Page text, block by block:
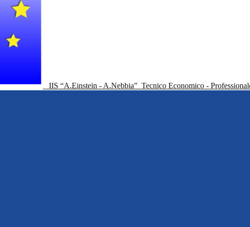
IIS “A.Einstein - A.Nebbia” Tecnico Economico -